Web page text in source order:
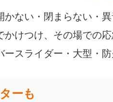
かない・閉まらない・
かけつけ、その場での
スライダー・大型・
ーも